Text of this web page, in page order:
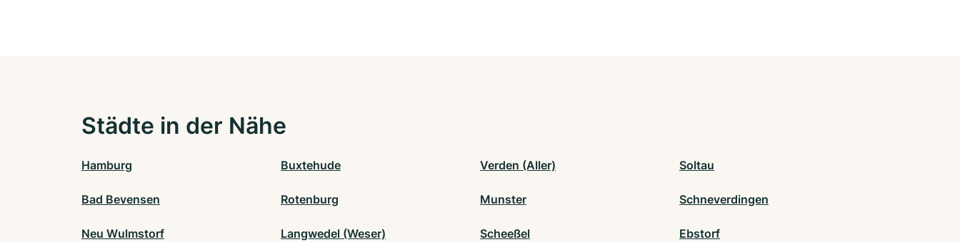
Städte in der Nähe
Hamburg Buxtehude Verden (Aller) Soltau
Bad Bevensen Rotenburg Munster Schneverdingen
Neu Wulmstorf Langwedel (Weser) Scheeßel Ebstorf